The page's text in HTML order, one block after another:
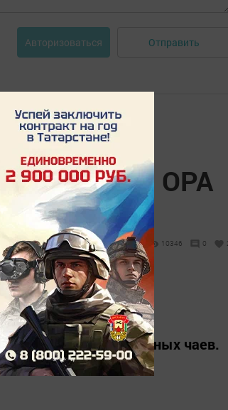
Авторизоваться Отправить
(Pekoe, FP, OPA
10346 0
европейская
применяются для черных чаев.